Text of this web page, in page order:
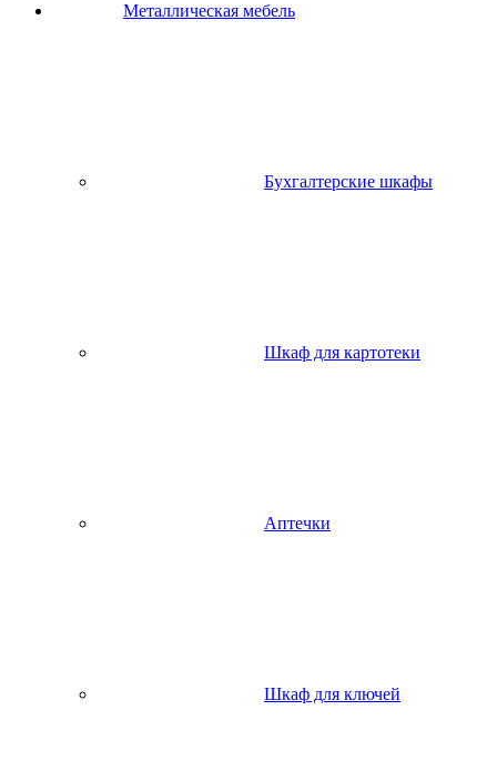
Металлическая мебель
Бухгалтерские шкафы
Шкаф для картотеки
Аптечки
Шкаф для ключей